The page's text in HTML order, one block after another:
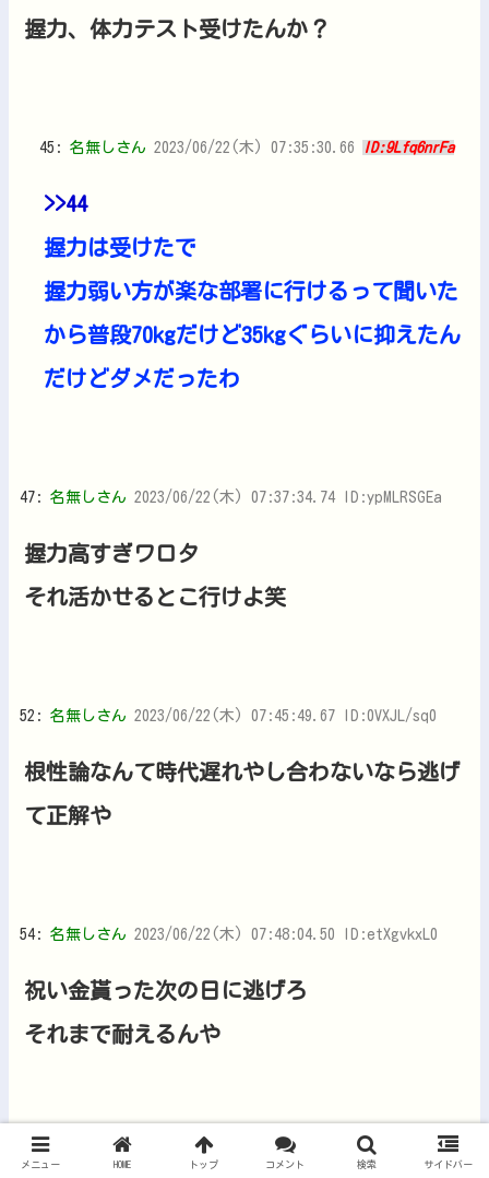
握力、体力テスト受けたんか？
45: 名無しさん 2023/06/22(木) 07:35:30.66 ID:9Lfq6nrFa
>>44
握力は受けたで
握力弱い方が楽な部署に行けるって聞いた
から普段70kgだけど35kgぐらいに抑えたん
だけどダメだったわ
47: 名無しさん 2023/06/22(木) 07:37:34.74 ID:ypMLRSGEa
握力高すぎワロタ
それ活かせるとこ行けよ笑
52: 名無しさん 2023/06/22(木) 07:45:49.67 ID:0VXJL/sq0
根性論なんて時代遅れやし合わないなら逃げ
て正解や
54: 名無しさん 2023/06/22(木) 07:48:04.50 ID:etXgvkxL0
祝い金貰った次の日に逃げろ
それまで耐えるんや
62: 名無しさん 2023/06/22(木) 08:05:01.28 ID:ySP+shq50
メニュー HOME トップ コメント 検索 サイドバー